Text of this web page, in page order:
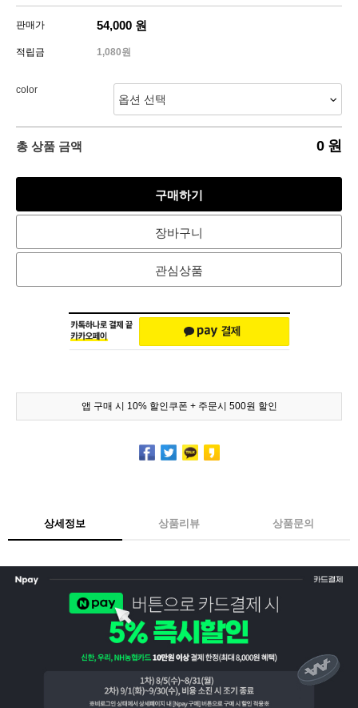
판매가 54,000 원
적립금 1,080원
color
총 상품 금액 0 원
구매하기
장바구니
관심상품
앱 구매 시 10% 할인쿠폰 + 주문시 500원 할인
상세정보 상품리뷰 상품문의